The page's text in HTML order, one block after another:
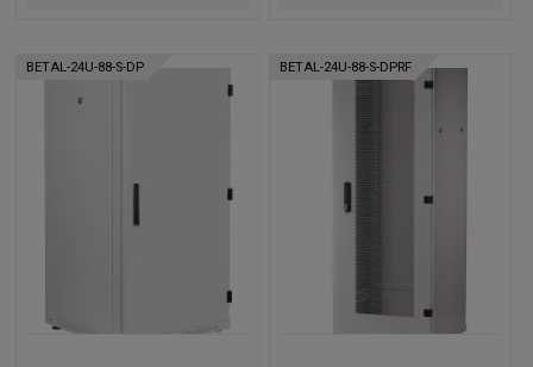
BETAL-24U-88-S-DP BETAL-24U-88-S-DPRF